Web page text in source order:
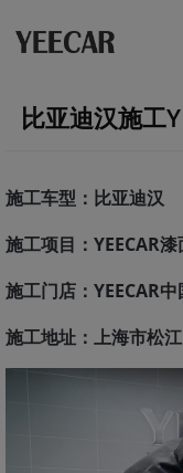
比亚迪汉施工
施工车型：比亚迪汉
施工项目：YEECAR
施工门店：YEECAR
施工地址：上海市松